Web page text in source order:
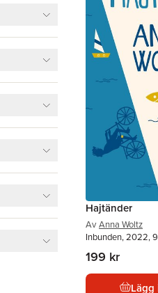
Hajtänder
Av Anna Woltz
Inbunden, 2022,
199 kr
Lägg